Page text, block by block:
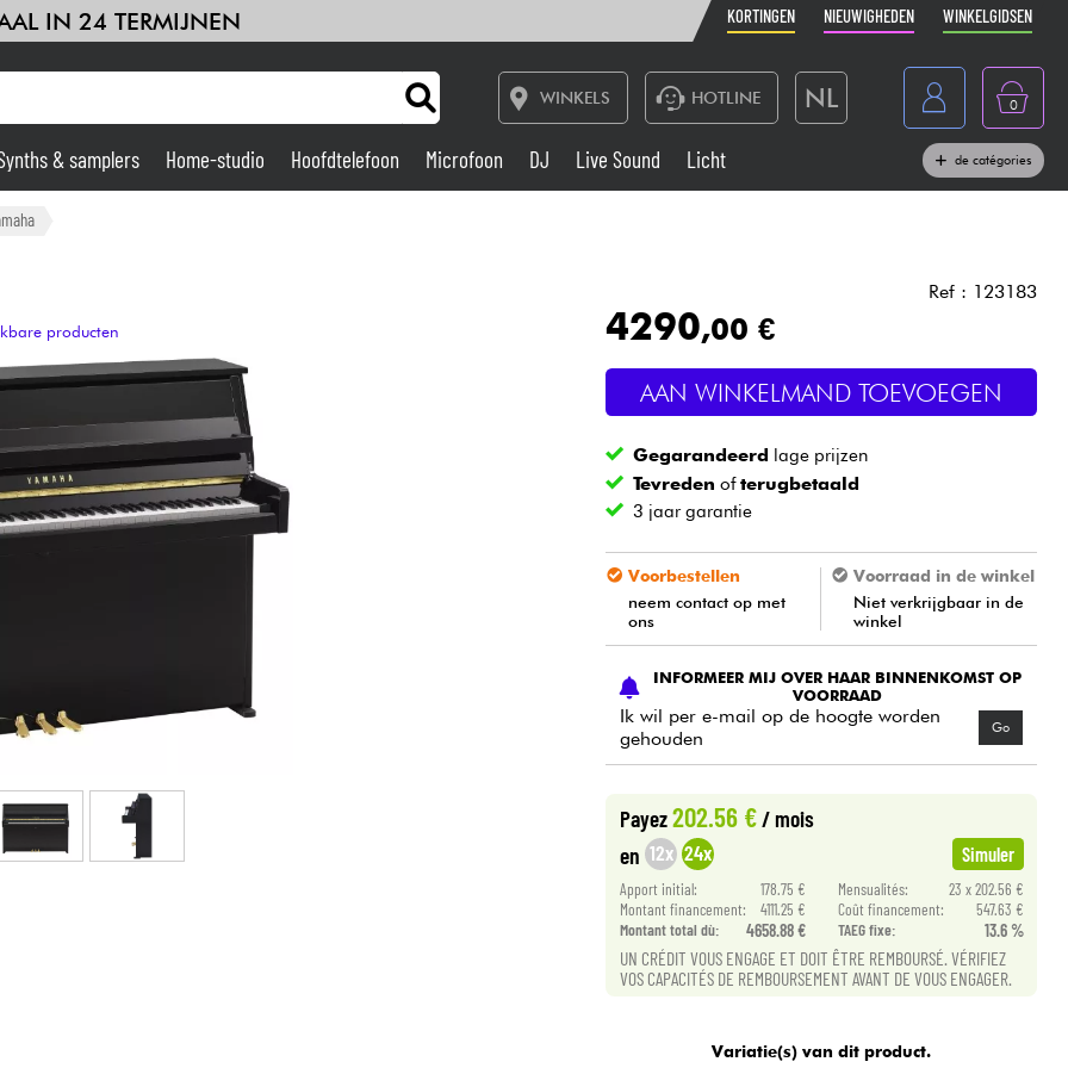
IN 24 TERMIJNEN KORTINGEN NIEUWIGHEDEN WINKELGIDSEN
WINKELS HOTLINE NL
France
Belgique
Deutschland
0
Live Sound
Drums & percussie Blaasinstrument
Kinderen Kabels & toebehoren
Sets
& samplers Home-studio Hoofdtelefoon Microfoon DJ Live Sound Licht de catégories
producten
Ref : 123183
4290,00 €
AAN WINKELMAND TOEVOEGEN
Gegarandeerd lage prijzen
Tevreden ofterugbetaald
3 jaar garantie
Voorbestellen
neem contact op met
ons
Voorraad in de winkel
Niet verkrijgbaar in de
winkel
INFORMEER MIJ OVER HAAR BINNENKOMST OP
VOORRAAD
Ik wil per e-mail op de hoogte worden
gehouden
Go
Payez202.56 €/ mois
en 12x 24x Simuler
Apport initial: 178.75 € Mensualités:
23 x 202.56 €
Montant financement:
4111.25 € Coût financement:
547.63 €
Montant total dù:
4658.88 € TAEG fixe: 13.6 %
UN CRÉDIT VOUS ENGAGE ET DOIT ÊTRE REMBOURSÉ. VÉRIFIEZ
VOS CAPACITÉS DE REMBOURSEMENT AVANT DE VOUS ENGAGER.
Variatie(s) van dit product.